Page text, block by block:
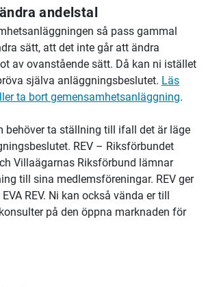
andelstal
så pass gammal
sätt, att det inte går att ändra
av ovanstående sätt. Då kan ni istället
själva anläggningsbeslutet. Läs
ta bort gemensamhetsanläggning.
behöver ta ställning till ifall det är läge
REV – Riksförbundet
Villaägarnas Riksförbund lämnar
till sina medlemsföreningar. REV ger
REV. Ni kan också vända er till
på den öppna marknaden för